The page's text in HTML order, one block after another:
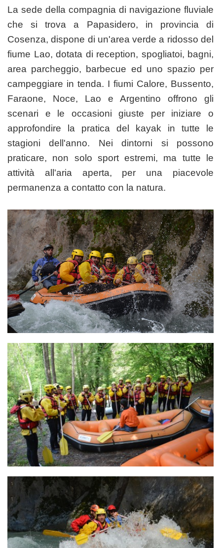
La sede della compagnia di navigazione fluviale
che si trova a Papasidero, in provincia di
Cosenza, dispone di un'area verde a ridosso del
fiume Lao, dotata di reception, spogliatoi, bagni,
area parcheggio, barbecue ed uno spazio per
campeggiare in tenda. I fiumi Calore, Bussento,
Faraone, Noce, Lao e Argentino offrono gli
scenari e le occasioni giuste per iniziare o
approfondire la pratica del kayak in tutte le
stagioni dell'anno. Nei dintorni si possono
praticare, non solo sport estremi, ma tutte le
attività all'aria aperta, per una piacevole
permanenza a contatto con la natura.